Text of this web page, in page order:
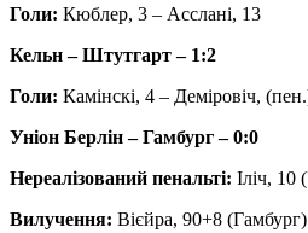
Голи: Кюблер, 3 – Асслані, 13
Кельн – Штутгарт – 1:2
Голи: Камінскі, 4 – Деміровіч,
Уніон Берлін – Гамбург – 0:0
Нереалізований пенальті: Іліч, 10
Вилучення: Вієйра, 90+8 (Гамбург)